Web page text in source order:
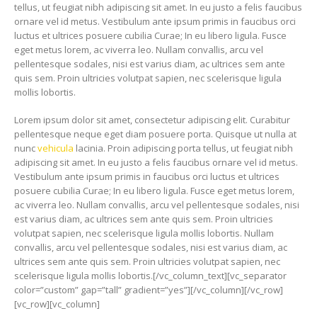
tellus, ut feugiat nibh adipiscing sit amet. In eu justo a felis faucibus
ornare vel id metus. Vestibulum ante ipsum primis in faucibus orci
luctus et ultrices posuere cubilia Curae; In eu libero ligula. Fusce
eget metus lorem, ac viverra leo. Nullam convallis, arcu vel
pellentesque sodales, nisi est varius diam, ac ultrices sem ante
quis sem. Proin ultricies volutpat sapien, nec scelerisque ligula
mollis lobortis.
Lorem ipsum dolor sit amet, consectetur adipiscing elit. Curabitur
pellentesque neque eget diam posuere porta. Quisque ut nulla at
nuncvehicula lacinia. Proin adipiscing porta tellus, ut feugiat nibh
adipiscing sit amet. In eu justo a felis faucibus ornare vel id metus.
Vestibulum ante ipsum primis in faucibus orci luctus et ultrices
posuere cubilia Curae; In eu libero ligula. Fusce eget metus lorem,
ac viverra leo. Nullam convallis, arcu vel pellentesque sodales, nisi
est varius diam, ac ultrices sem ante quis sem. Proin ultricies
volutpat sapien, nec scelerisque ligula mollis lobortis. Nullam
convallis, arcu vel pellentesque sodales, nisi est varius diam, ac
ultrices sem ante quis sem. Proin ultricies volutpat sapien, nec
scelerisque ligula mollis lobortis.[/vc_column_text][vc_separator
color=”custom” gap=”tall” gradient=”yes”][/vc_column][/vc_row]
[vc_row][vc_column]